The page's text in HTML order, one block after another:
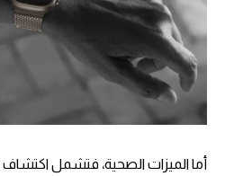
أما الميزات الصحية، فتشمل اكتشاف